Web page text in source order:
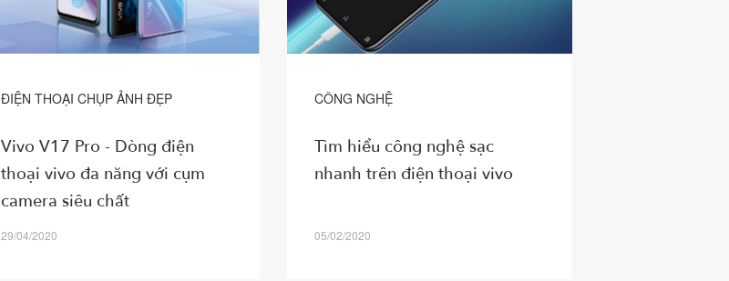
ĐIỆN THOẠI CHỤP ẢNH ĐẸP
Vivo V17 Pro - Dòng điện
thoại vivo đa năng với cụm
camera siêu chất
29/04/2020
CÔNG NGHỆ
Tìm hiểu công nghệ sạc
nhanh trên điện thoại vivo
05/02/2020